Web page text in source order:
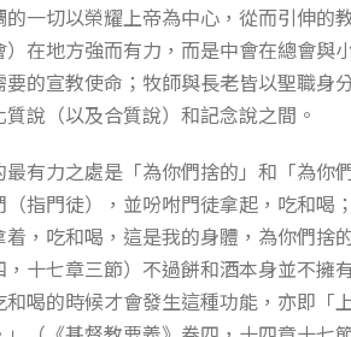
一切以榮耀上帝為中心，從而引伸的
在地方強而有力，而是中會在總會與
的宣教使命；牧師與長老皆以聖職身
說（以及合質說）和記念說之間。
有力之處是「為你們捨的」和「為你
指門徒），並吩咐門徒拿起，吃和喝
，吃和喝，這是我的身體，為你們捨
十七章三節）不過餅和酒本身並不擁
喝的時候才會發生這種功能，亦即「